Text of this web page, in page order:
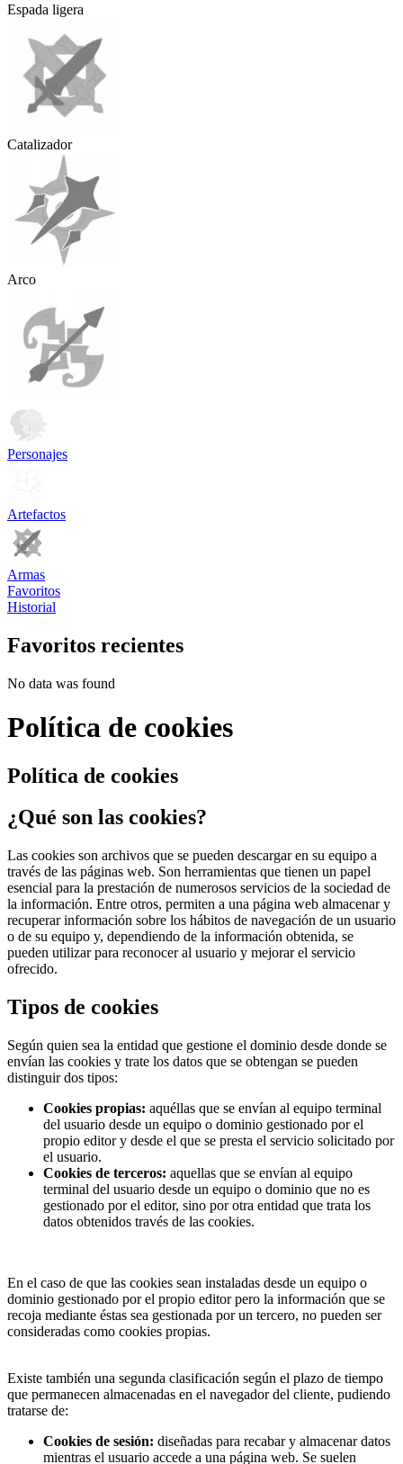
Espada ligera
Catalizador
Arco
Personajes
Artefactos
Armas
Favoritos
Historial
Favoritos recientes
No data was found
Política de cookies
Política de cookies
¿Qué son las cookies?
Las cookies son archivos que se pueden descargar en su equipo a
través de las páginas web. Son herramientas que tienen un papel
esencial para la prestación de numerosos servicios de la sociedad de
la información. Entre otros, permiten a una página web almacenar y
recuperar información sobre los hábitos de navegación de un usuario
o de su equipo y, dependiendo de la información obtenida, se
pueden utilizar para reconocer al usuario y mejorar el servicio
ofrecido.
Tipos de cookies
Según quien sea la entidad que gestione el dominio desde donde se
envían las cookies y trate los datos que se obtengan se pueden
distinguir dos tipos:
Cookies propias: aquéllas que se envían al equipo terminal
del usuario desde un equipo o dominio gestionado por el
propio editor y desde el que se presta el servicio solicitado por
el usuario.
Cookies de terceros: aquellas que se envían al equipo
terminal del usuario desde un equipo o dominio que no es
gestionado por el editor, sino por otra entidad que trata los
datos obtenidos través de las cookies.
En el caso de que las cookies sean instaladas desde un equipo o
dominio gestionado por el propio editor pero la información que se
recoja mediante éstas sea gestionada por un tercero, no pueden ser
consideradas como cookies propias.
Existe también una segunda clasificación según el plazo de tiempo
que permanecen almacenadas en el navegador del cliente, pudiendo
tratarse de:
Cookies de sesión: diseñadas para recabar y almacenar datos
mientras el usuario accede a una página web. Se suelen